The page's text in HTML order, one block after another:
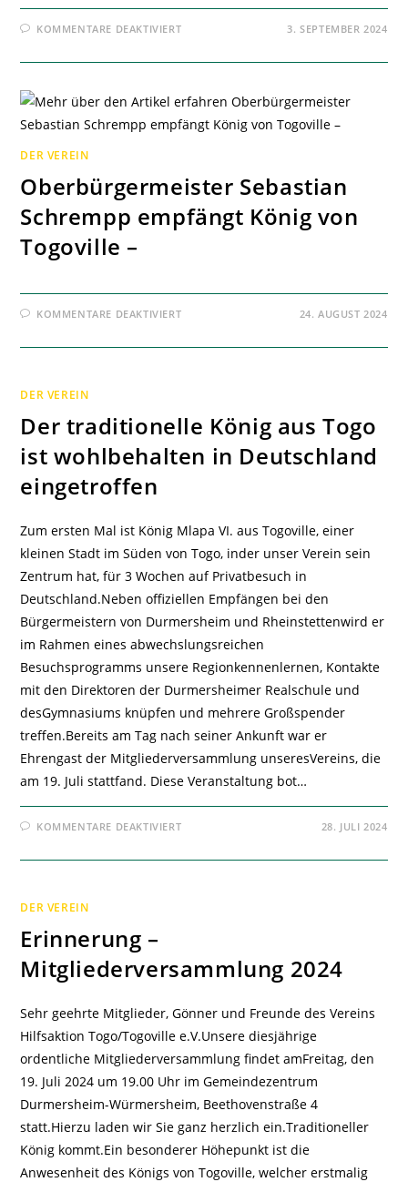
KOMMENTARE DEAKTIVIERTFÜR
DURMERSHEIMER
3. SEPTEMBER 2024
DER VEREIN
Oberbürgermeister Sebastian
Schrempp empfängt König von
Togoville –
KOMMENTARE DEAKTIVIERTFÜR
SCHREMPP
24. AUGUST 2024
DER VEREIN
Der traditionelle König aus Togo
ist wohlbehalten in Deutschland
eingetroffen
Zum ersten Mal ist König Mlapa VI. aus Togoville, einer
kleinen Stadt im Süden von Togo, inder unser Verein sein
Zentrum hat, für 3 Wochen auf Privatbesuch in
Deutschland.Neben offiziellen Empfängen bei den
Bürgermeistern von Durmersheim und Rheinstettenwird er
im Rahmen eines abwechslungsreichen
Besuchsprogramms unsere Regionkennenlernen, Kontakte
mit den Direktoren der Durmersheimer Realschule und
desGymnasiums knüpfen und mehrere Großspender
treffen.Bereits am Tag nach seiner Ankunft war er
Ehrengast der Mitgliederversammlung unseresVereins, die
am 19. Juli stattfand. Diese Veranstaltung bot…
KOMMENTARE DEAKTIVIERTFÜR
KÖNIG
28. JULI 2024
DER VEREIN
Erinnerung –
Mitgliederversammlung 2024
Sehr geehrte Mitglieder, Gönner und Freunde des Vereins
Hilfsaktion Togo/Togoville e.V.Unsere diesjährige
ordentliche Mitgliederversammlung findet amFreitag, den
19. Juli 2024 um 19.00 Uhr im Gemeindezentrum
Durmersheim-Würmersheim, Beethovenstraße 4
statt.Hierzu laden wir Sie ganz herzlich ein.Traditioneller
König kommt.Ein besonderer Höhepunkt ist die
Anwesenheit des Königs von Togoville, welcher erstmalig